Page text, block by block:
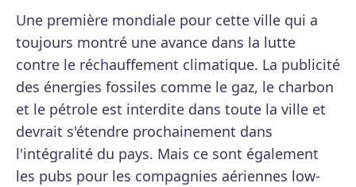
Une première mondiale pour cette ville qui a
toujours montré une avance dans la lutte
contre le réchauffement climatique. La publicité
des énergies fossiles comme le gaz, le charbon
et le pétrole est interdite dans toute la ville et
devrait s'étendre prochainement dans
l'intégralité du pays. Mais ce sont également
les pubs pour les compagnies aériennes low-